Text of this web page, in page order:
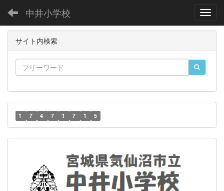
中井小学校
サイト内検索
1 7 4 7 1 7 1 5